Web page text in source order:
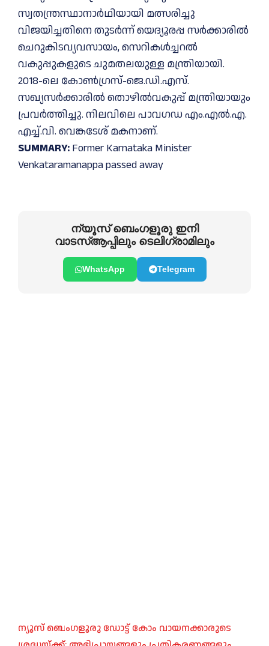
സ്വതന്ത്രസ്ഥാനാർഥിയായി മത്സരിച്ചു
വിജയിച്ചതിനെ തുടർന്ന് യെദ്യൂരപ്പ സർക്കാരിൽ
ചെറുകിടവ്യവസായം, സെറികൾച്ചറൽ
വകുപ്പുകളുടെ ചുമതലയുള്ള മന്ത്രിയായി.
2018-ലെ കോൺഗ്രസ്-ജെ.ഡി.എസ്.
സഖ്യസർക്കാരിൽ തൊഴിൽവകുപ്പ് മന്ത്രിയായും
പ്രവർത്തിച്ചു. നിലവിലെ പാവഗഡ എം.എൽ.എ.
എച്ച്.വി. വെങ്കടേശ് മകനാണ്.
SUMMARY: Former Karnataka Minister
Venkataramanappa passed away
ന്യൂസ് ബെംഗളൂരു ഇനി
വാടസ്ആപ്പിലും ടെലിഗ്രാമിലും
WhatsApp Telegram
ന്യൂസ് ബെംഗളൂരു ഡോട്ട് കോം വായനക്കാരുടെ